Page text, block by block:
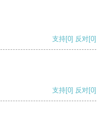
支持[0] 反对[0]
支持[0] 反对[0]